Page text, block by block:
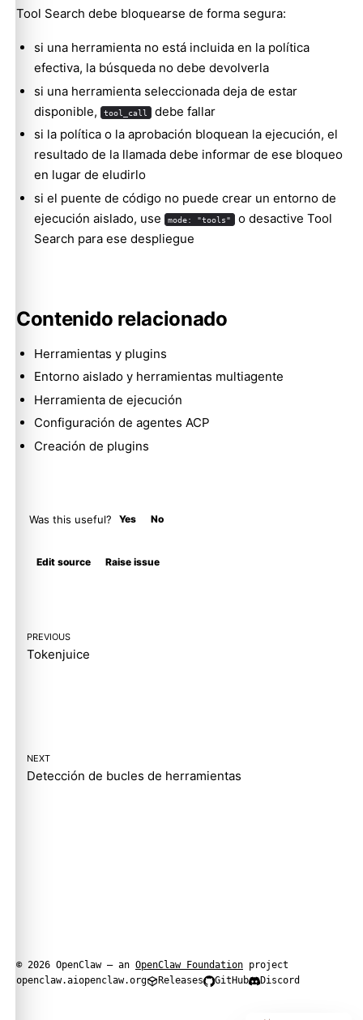
Tool Search debe bloquearse de forma segura:
si una herramienta no está incluida en la política
efectiva, la búsqueda no debe devolverla
si una herramienta seleccionada deja de estar
disponible,
tool_call
debe fallar
si la política o la aprobación bloquean la ejecución, el
resultado de la llamada debe informar de ese bloqueo
en lugar de eludirlo
si el puente de código no puede crear un entorno de
ejecución aislado, use
mode: "tools"
o desactive Tool
Search para ese despliegue
Contenido relacionado
Herramientas y plugins
Entorno aislado y herramientas multiagente
Herramienta de ejecución
Configuración de agentes ACP
Creación de plugins
Was this useful? Yes No
Edit source Raise issue
PREVIOUS
Tokenjuice
NEXT
Detección de bucles de herramientas
© 2026 OpenClaw — an OpenClaw Foundation project
openclaw.aiopenclaw.org Releases GitHub Discord